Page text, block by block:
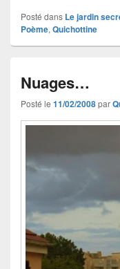
Posté dans Le jardin
Poème, Quichottine
Nuages…
Posté le 11/02/2008par